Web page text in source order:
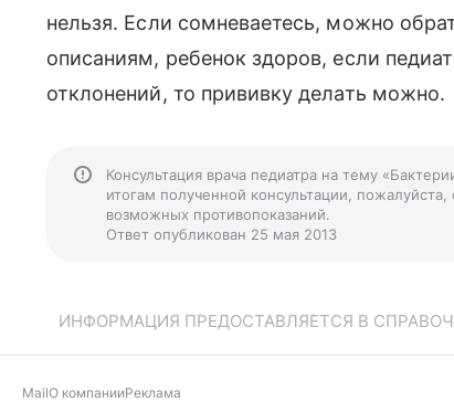
нельзя. Если сомневаетесь, можно
описаниям, ребенок здоров, если
отклонений, то прививку делать можно.
Консультация врача педиатра на тему
итогам полученной консультации,
возможных противопоказаний.
Ответ опубликован 25 мая 2013
ИНФОРМАЦИЯ ПРЕДОСТАВЛЯЕТСЯ В
MailО компанииРеклама